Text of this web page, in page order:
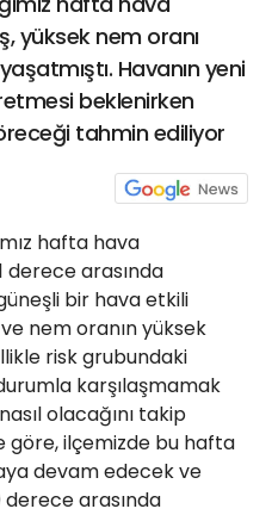
yüksek nem oranı
Havanın yeni
beklenirken
tahmin ediliyor
hafta hava
derece arasında
bir hava etkili
nem oranın yüksek
risk grubundaki
karşılaşmamak
olacağını takip
göre, ilçemizde bu hafta
devam edecek ve
derece arasında